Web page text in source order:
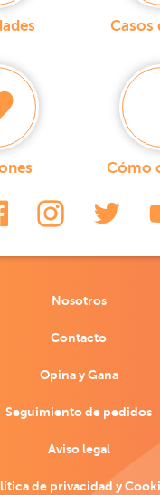
Casos
Cómo
Nosotros
Contacto
Opina y Gana
Seguimiento de pedidos
Aviso legal
de privacidad y